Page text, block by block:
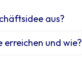
aus?
erreichen und wie?